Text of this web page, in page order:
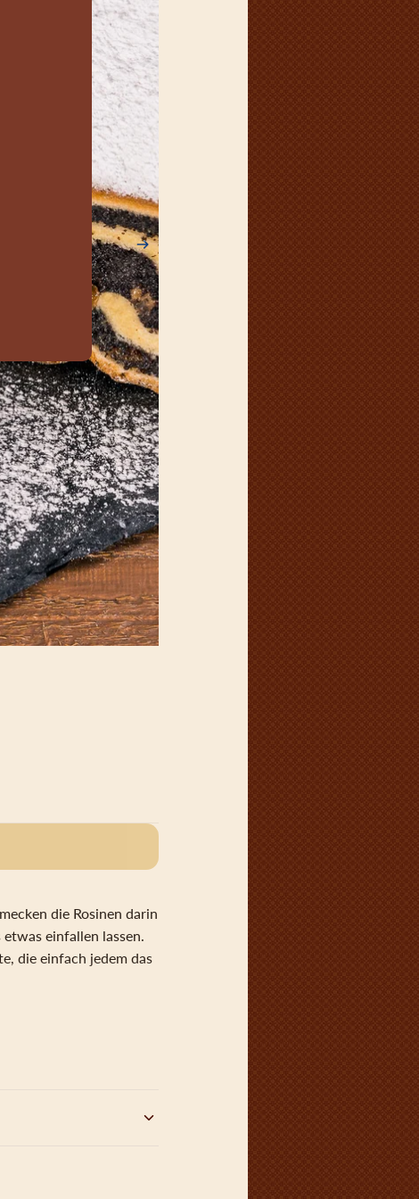
die Rosinen darin
einfallen lassen.
die einfach jedem das
zunächst einen
– verbirgt sich der
herkömmlichen
vollständig
zwischen der